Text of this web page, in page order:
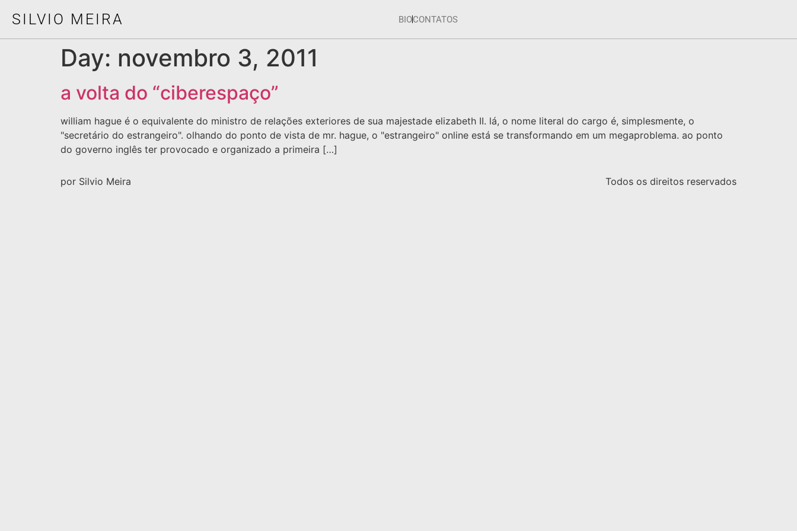
SILVIO MEIRA BIOCONTATOS
Day: novembro 3, 2011
a volta do “ciberespaço”
william hague é o equivalente do ministro de relações exteriores de sua majestade elizabeth II. lá, o nome literal do cargo é, simplesmente, o
"secretário do estrangeiro". olhando do ponto de vista de mr. hague, o "estrangeiro" online está se transformando em um megaproblema. ao ponto
do governo inglês ter provocado e organizado a primeira […]
por Silvio Meira Todos os direitos reservados